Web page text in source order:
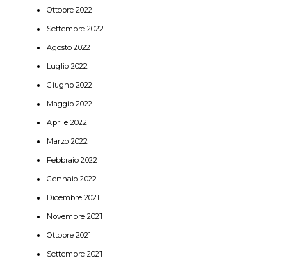
Ottobre 2022
Settembre 2022
Agosto 2022
Luglio 2022
Giugno 2022
Maggio 2022
Aprile 2022
Marzo 2022
Febbraio 2022
Gennaio 2022
Dicembre 2021
Novembre 2021
Ottobre 2021
Settembre 2021